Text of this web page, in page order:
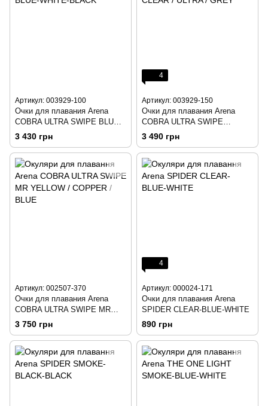
Артикул: 003929-100
Очки для плавания Arena
COBRA ULTRA SWIPE BLUE-
WHITE-BLACK
3 430 грн
4
Артикул: 003929-150
Очки для плавания Arena
COBRA ULTRA SWIPE
CLEAR/ULTRA/GREY
3 490 грн
Артикул: 002507-370
Очки для плавания Arena
COBRA ULTRA SWIPE MR
YELLOW/COPPER/BLUE
3 750 грн
4
Артикул: 000024-171
Очки для плавания Arena
SPIDER CLEAR-BLUE-WHITE
890 грн